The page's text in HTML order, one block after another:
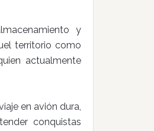
y
territorio como
actualmente
en avión dura,
conquistas